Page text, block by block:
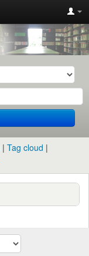
Tag cloud